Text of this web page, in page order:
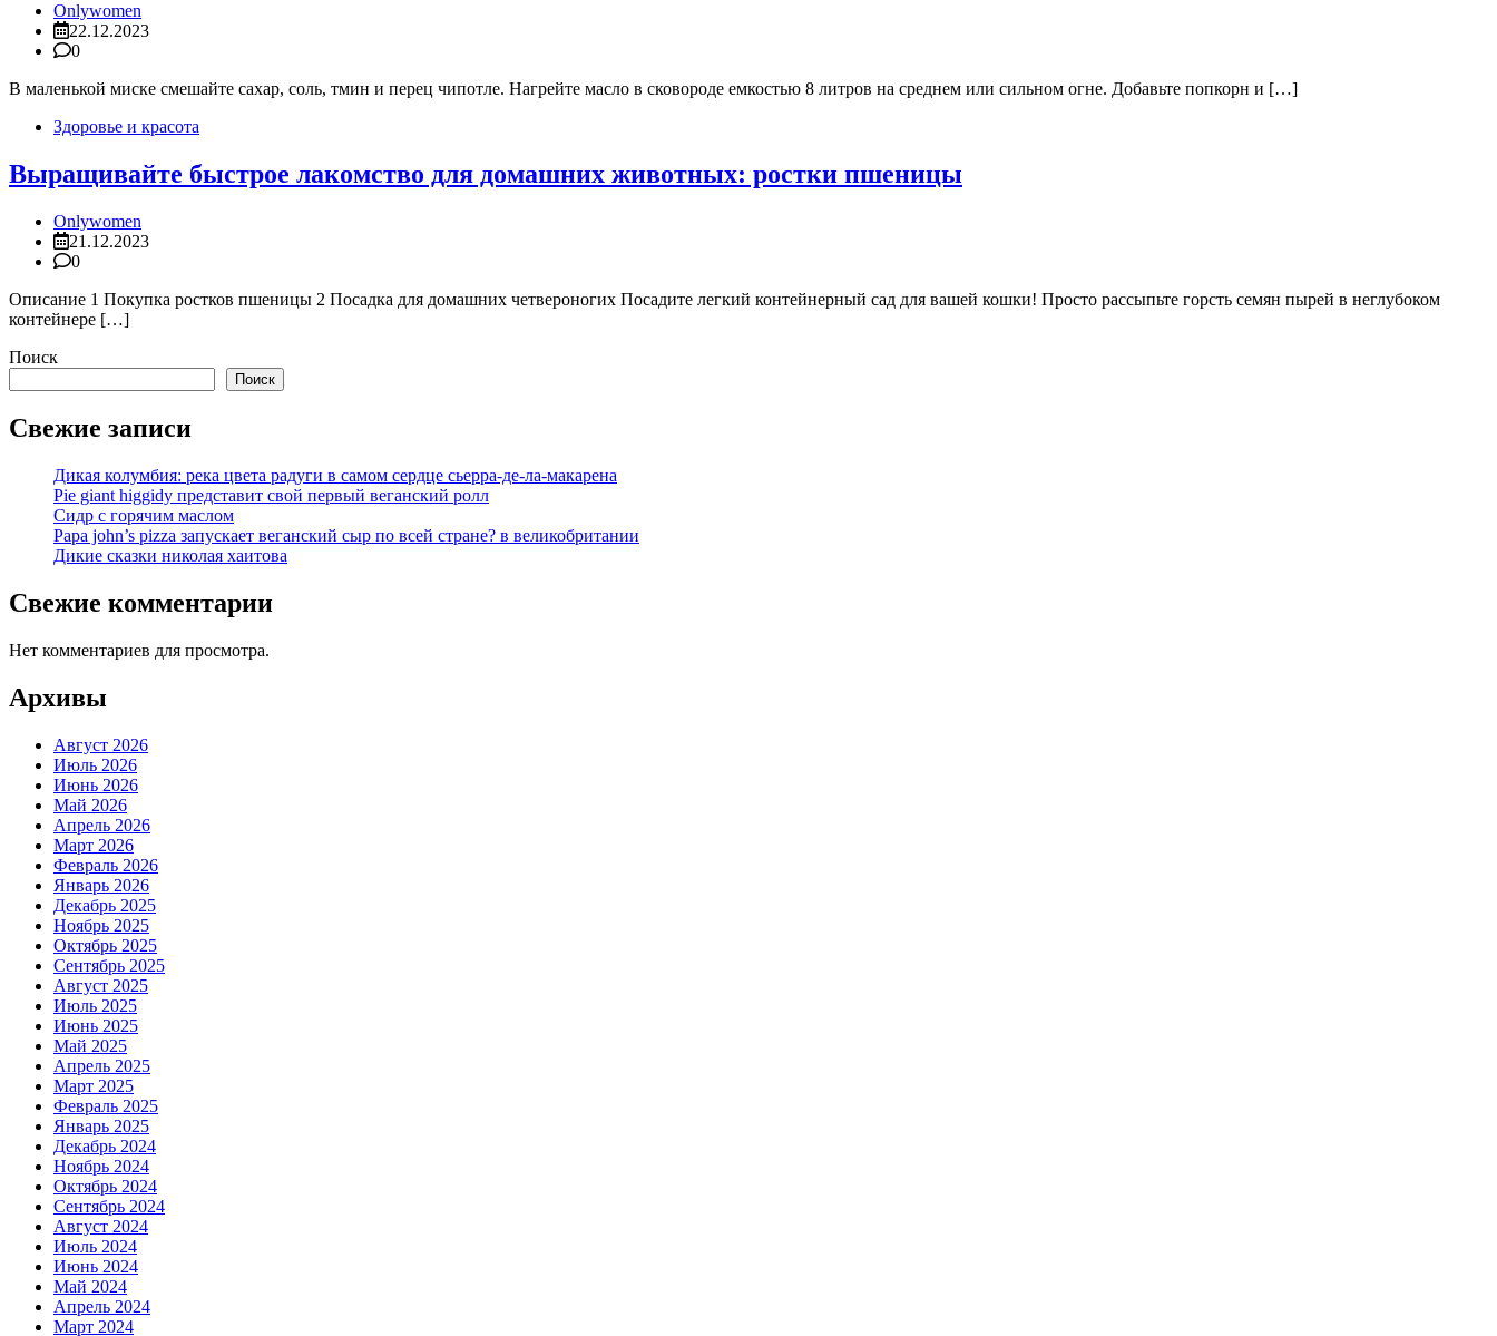
Onlywomen
22.12.2023
0
В маленькой миске смешайте сахар, соль, тмин и перец чипотле. Нагрейте масло в сковороде емкостью 8 литров на среднем или сильном огне. Добавьте попкорн и […]
Здоровье и красота
Выращивайте быстрое лакомство для домашних животных: ростки пшеницы
Onlywomen
21.12.2023
0
Описание 1 Покупка ростков пшеницы 2 Посадка для домашних четвероногих Посадите легкий контейнерный сад для вашей кошки! Просто рассыпьте горсть семян пырей в неглубоком
контейнере […]
Поиск
Поиск
Свежие записи
Дикая колумбия: река цвета радуги в самом сердце сьерра-де-ла-макарена
Pie giant higgidy представит свой первый веганский ролл
Сидр с горячим маслом
Papa john’s pizza запускает веганский сыр по всей стране? в великобритании
Дикие сказки николая хаитова
Свежие комментарии
Нет комментариев для просмотра.
Архивы
Август 2026
Июль 2026
Июнь 2026
Май 2026
Апрель 2026
Март 2026
Февраль 2026
Январь 2026
Декабрь 2025
Ноябрь 2025
Октябрь 2025
Сентябрь 2025
Август 2025
Июль 2025
Июнь 2025
Май 2025
Апрель 2025
Март 2025
Февраль 2025
Январь 2025
Декабрь 2024
Ноябрь 2024
Октябрь 2024
Сентябрь 2024
Август 2024
Июль 2024
Июнь 2024
Май 2024
Апрель 2024
Март 2024